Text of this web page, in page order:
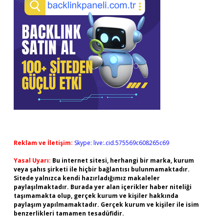
Reklam ve İletişim: Skype: live:.cid.575569c608265c69
Yasal Uyarı: Bu internet sitesi, herhangi bir marka, kurum
veya şahıs şirketi ile hiçbir bağlantısı bulunmamaktadır.
Sitede yalnızca kendi hazırladığımız makaleler
paylaşılmaktadır. Burada yer alan içerikler haber niteliği
taşımamakta olup, gerçek kurum ve kişiler hakkında
paylaşım yapılmamaktadır. Gerçek kurum ve kişiler ile isim
benzerlikleri tamamen tesadüfidir.